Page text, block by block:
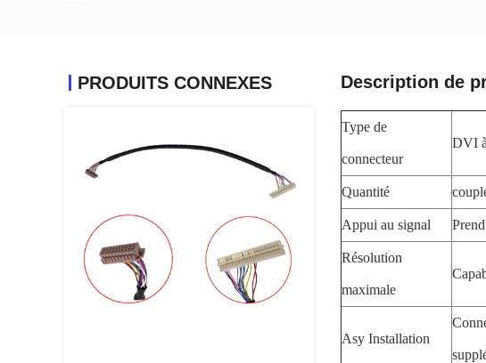
PRODUITS CONNEXES Description de
Type de
connecteur
DVI
Quantité
Appui au signal
Résolution
maximale
Asy Installation